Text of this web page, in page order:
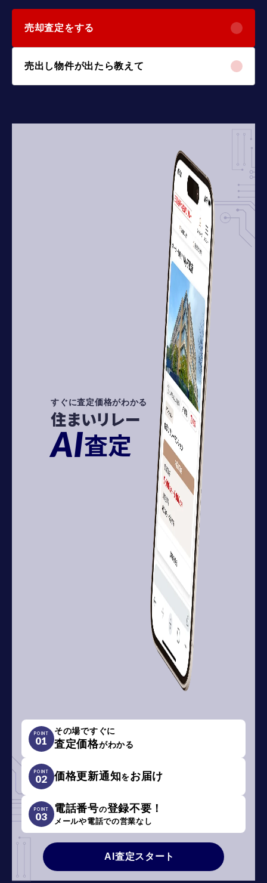
売却査定をする
売出し物件が出たら教えて
すぐに査定価格がわかる
住まいリレー
AI査定
POINT
01
その場ですぐに
査定価格がわかる
POINT
02 価格更新通知をお届け
POINT
03
電話番号の登録不要！
メールや電話での営業なし
AI査定スタート